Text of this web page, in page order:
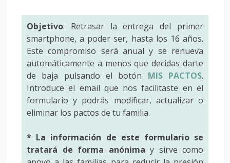
Objetivo: Retrasar la entrega del primer
smartphone, a poder ser, hasta los 16 años.
Este compromiso será anual y se renueva
automáticamente a menos que decidas darte
de baja pulsando el botón MIS PACTOS.
Introduce el email que nos facilitaste en el
formulario y podrás modificar, actualizar o
eliminar los pactos de tu familia.
* La información de este formulario se
tratará de forma anónima y sirve como